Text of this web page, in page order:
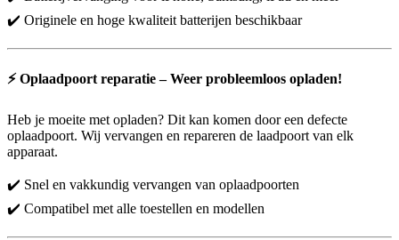
✔️ Originele en hoge kwaliteit batterijen beschikbaar
⚡Oplaadpoort reparatie – Weer probleemloos opladen!
Heb je moeite met opladen? Dit kan komen door een defecte
oplaadpoort. Wij vervangen en repareren de laadpoort van elk
apparaat.
✔️ Snel en vakkundig vervangen van oplaadpoorten
✔️ Compatibel met alle toestellen en modellen